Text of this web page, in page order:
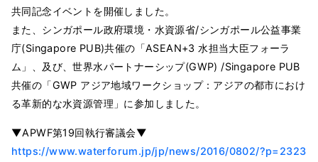
共同記念イベントを開催しました。
また、シンガポール政府環境・水資源省/シンガポール公益事業
庁(Singapore PUB)共催の「ASEAN+3 水担当大臣フォーラ
ム」、及び、世界水パートナーシップ(GWP) /Singapore PUB
共催の「GWP アジア地域ワークショップ：アジアの都市におけ
る革新的な水資源管理」に参加しました。
▼APWF第19回執行審議会▼
https://www.waterforum.jp/jp/news/2016/0802/?p=2323